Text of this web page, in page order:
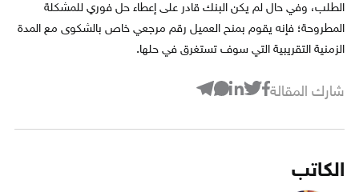
الطلب، وفي حال لم يكن البنك قادر على إعطاء حل فوري للمشكلة
المطروحة؛ فإنه يقوم بمنح العميل رقم مرجعي خاص بالشكوى مع المدة
الزمنية التقريبية التي سوف تستغرق في حلها.
شارك المقالة
الكاتب